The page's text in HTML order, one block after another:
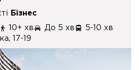
Бізнес
10+ хв До 5 хв
5-10 хв
17-19